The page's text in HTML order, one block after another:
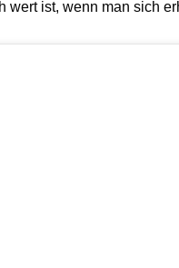
wert ist, wenn man sich